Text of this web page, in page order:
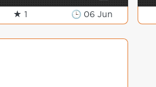
★ 1 🕒 06 Jun